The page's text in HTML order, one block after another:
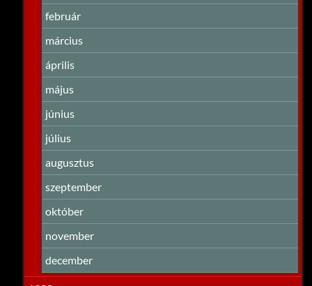
február
március
április
május
június
július
augusztus
szeptember
október
november
december